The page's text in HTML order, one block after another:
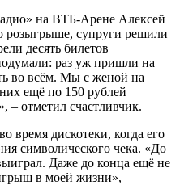
на ВТБ-Арене Алексей
розыгрыше, супруги решили
десять билетов
раз уж пришли на
во всём. Мы с женой на
ещё по 150 рублей
– отметил счастливчик.
время дискотеки, когда его
символического чека. «До
Даже до конца ещё не
в моей жизни», –